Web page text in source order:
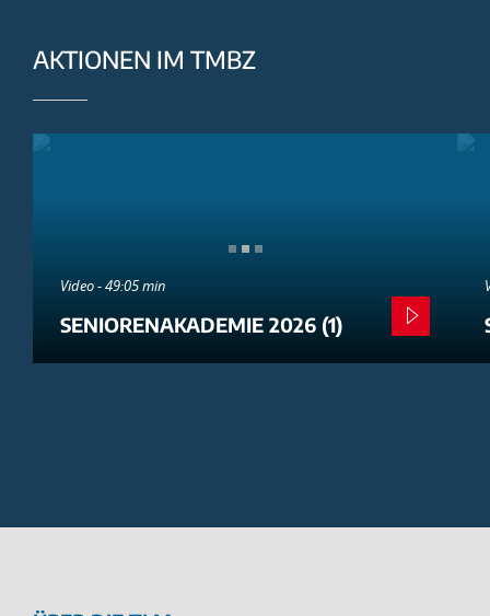
AKTIONEN IM TMBZ
Video - 49:05 min
SENIORENAKADEMIE 2026 (1)